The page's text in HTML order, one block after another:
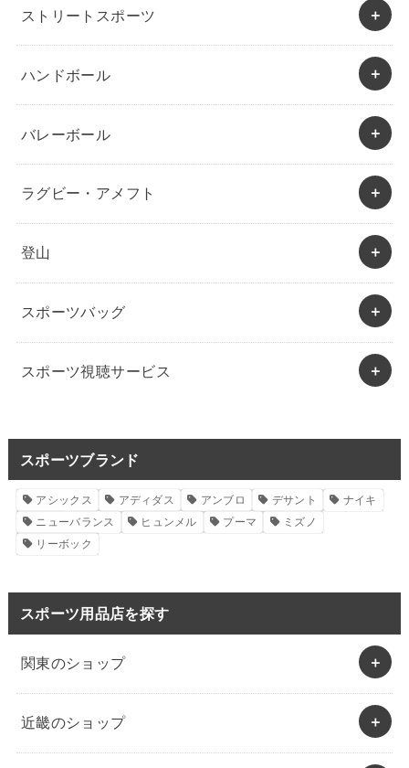
ストリートスポーツ
ハンドボール
バレーボール
ラグビー・アメフト
登山
スポーツバッグ
スポーツ視聴サービス
スポーツブランド
アシックス アディダス アンブロ デサント
ナイキ
ニューバランス
ヒュンメル プーマ
ミズノ
リーボック
スポーツ用品店を探す
関東のショップ
近畿のショップ